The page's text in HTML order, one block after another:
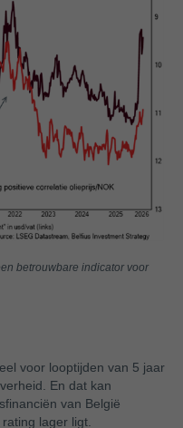
betrouwbare indicator voor
voor looptijden van 5 jaar
En dat kan
van België
lager ligt.